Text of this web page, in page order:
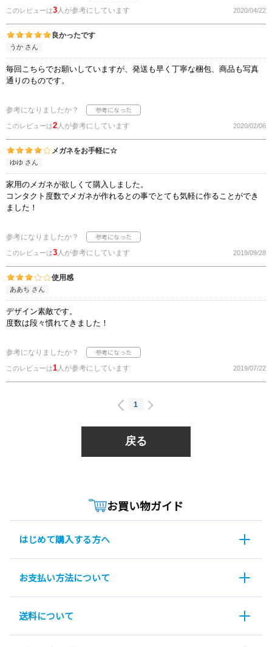
このレビューは3人が参考にしています 2020/04/22
良かったです
うか さん
毎回こちらでお願いしていますが、発送も早く丁寧な梱包、商品も写真
通りのものです。
参考になりましたか？
このレビューは2人が参考にしています 2020/02/06
メガネをお手軽に☆
ゆゆ さん
家用のメガネが欲しくて購入しました。
コンタクト度数でメガネが作れるとの事でとても気軽に作ることができ
ました！
参考になりましたか？
このレビューは3人が参考にしています 2019/09/28
使用感
ああち さん
デザイン素敵です。
度数は段々慣れてきました！
参考になりましたか？
このレビューは1人が参考にしています 2019/07/22
1
戻る
お買い物ガイド
はじめて購入する方へ
お支払い方法について
送料について